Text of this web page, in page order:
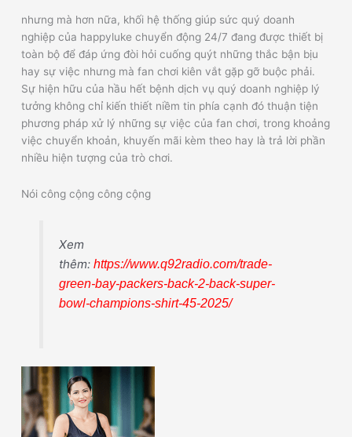
nhưng mà hơn nữa, khối hệ thống giúp sức quý doanh
nghiệp của happyluke chuyển động 24/7 đang được thiết bị
toàn bộ để đáp ứng đòi hỏi cuống quýt những thắc bận bịu
hay sự việc nhưng mà fan chơi kiên vắt gặp gỡ buộc phải.
Sự hiện hữu của hầu hết bệnh dịch vụ quý doanh nghiệp lý
tưởng không chỉ kiến thiết niềm tin phía cạnh đó thuận tiện
phương pháp xử lý những sự việc của fan chơi, trong khoảng
việc chuyển khoản, khuyến mãi kèm theo hay là trả lời phần
nhiều hiện tượng của trò chơi.
Nói công cộng công cộng
Xem
thêm: https://www.q92radio.com/trade-
green-bay-packers-back-2-back-super-
bowl-champions-shirt-45-2025/